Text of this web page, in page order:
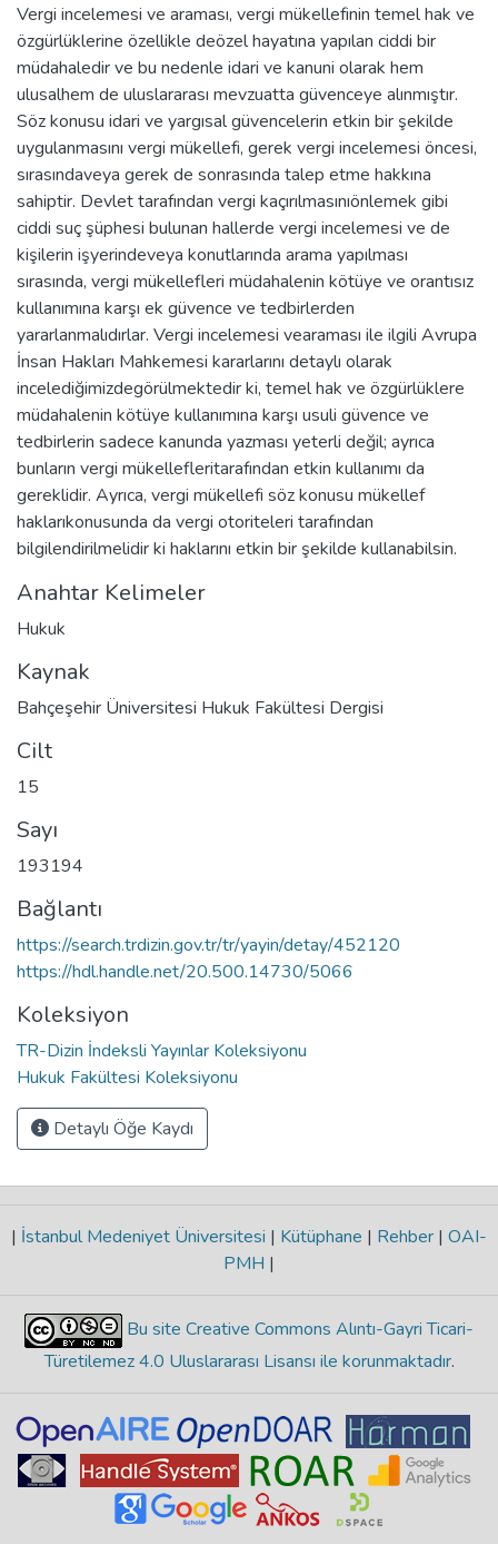
Vergi incelemesi ve araması, vergi mükellefinin temel hak ve
özgürlüklerine özellikle deözel hayatına yapılan ciddi bir
müdahaledir ve bu nedenle idari ve kanuni olarak hem
ulusalhem de uluslararası mevzuatta güvenceye alınmıştır.
Söz konusu idari ve yargısal güvencelerin etkin bir şekilde
uygulanmasını vergi mükellefi, gerek vergi incelemesi öncesi,
sırasındaveya gerek de sonrasında talep etme hakkına
sahiptir. Devlet tarafından vergi kaçırılmasınıönlemek gibi
ciddi suç şüphesi bulunan hallerde vergi incelemesi ve de
kişilerin işyerindeveya konutlarında arama yapılması
sırasında, vergi mükellefleri müdahalenin kötüye ve orantısız
kullanımına karşı ek güvence ve tedbirlerden
yararlanmalıdırlar. Vergi incelemesi vearaması ile ilgili Avrupa
İnsan Hakları Mahkemesi kararlarını detaylı olarak
incelediğimizdegörülmektedir ki, temel hak ve özgürlüklere
müdahalenin kötüye kullanımına karşı usuli güvence ve
tedbirlerin sadece kanunda yazması yeterli değil; ayrıca
bunların vergi mükellefleritarafından etkin kullanımı da
gereklidir. Ayrıca, vergi mükellefi söz konusu mükellef
haklarıkonusunda da vergi otoriteleri tarafından
bilgilendirilmelidir ki haklarını etkin bir şekilde kullanabilsin.
Anahtar Kelimeler
Hukuk
Kaynak
Bahçeşehir Üniversitesi Hukuk Fakültesi Dergisi
Cilt
15
Sayı
193194
Bağlantı
https://search.trdizin.gov.tr/tr/yayin/detay/452120
https://hdl.handle.net/20.500.14730/5066
Koleksiyon
TR-Dizin İndeksli Yayınlar Koleksiyonu
Hukuk Fakültesi Koleksiyonu
Detaylı Öğe Kaydı
| İstanbul Medeniyet Üniversitesi | Kütüphane | Rehber | OAI-
PMH |
Bu site Creative Commons Alıntı-Gayri Ticari-
Türetilemez 4.0 Uluslararası Lisansı ile korunmaktadır.